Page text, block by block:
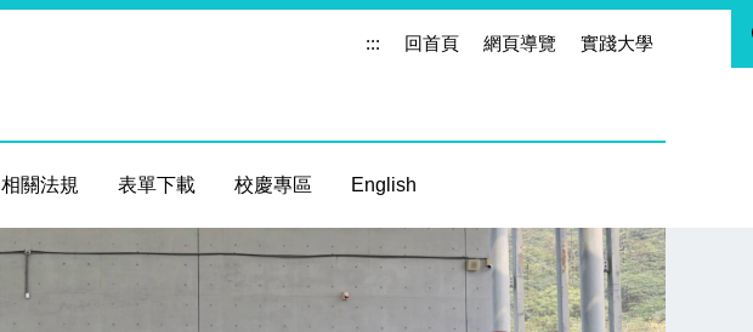
相關法規 表單下載 校慶專區 English
::: 回首頁 網頁導覽 實踐大學